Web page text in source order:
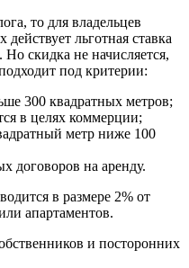
то для владельцев
льготная ставка
скидка не начисляется,
под критерии:
300 квадратных метров;
в целях коммерции;
метр ниже 100
договоров на аренду.
в размере 2% от
апартаментов.
и посторонних